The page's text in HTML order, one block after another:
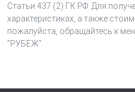
наличия связи с
Контроль вскрытия
АКП-1-R3 позволяет
расположены на линии
Статьи 437 (2) ГК РФ. Для
характеристиках, а также
пожалуйста, обращайтесь к
"РУБЕЖ".